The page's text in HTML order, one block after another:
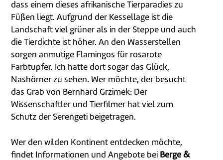
dass einem dieses afrikanische Tierparadies zu
Füßen liegt. Aufgrund der Kessellage ist die
Landschaft viel grüner als in der Steppe und auch
die Tierdichte ist höher. An den Wasserstellen
sorgen anmutige Flamingos für rosarote
Farbtupfer. Ich hatte dort sogar das Glück,
Nashörner zu sehen. Wer möchte, der besucht
das Grab von Bernhard Grzimek: Der
Wissenschaftler und Tierfilmer hat viel zum
Schutz der Serengeti beigetragen.
Wer den wilden Kontinent entdecken möchte,
findet Informationen und Angebote bei Berge &